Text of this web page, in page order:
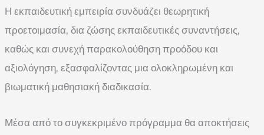
Η εκπαιδευτική εμπειρία συνδυάζει θεωρητική
προετοιμασία, δια ζώσης εκπαιδευτικές συναντήσεις,
καθώς και συνεχή παρακολούθηση προόδου και
αξιολόγηση, εξασφαλίζοντας μια ολοκληρωμένη και
βιωματική μαθησιακή διαδικασία.
Μέσα από το συγκεκριμένο πρόγραμμα θα αποκτήσεις